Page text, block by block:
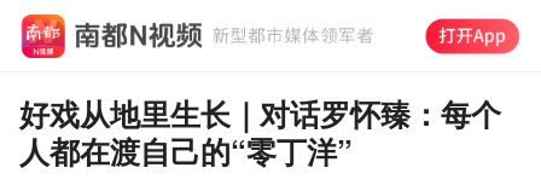
好戏从地里生长｜对话罗怀臻：每个
人都在渡自己的“零丁洋”